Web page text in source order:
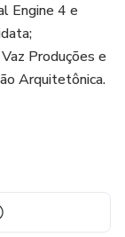
Engine 4 e
Produções e
Arquitetônica.